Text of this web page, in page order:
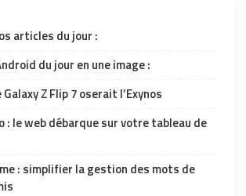
articles du jour :
du jour en une image :
Z Flip 7 oserait l’Exynos
: le web débarque sur votre tableau de
: simplifier la gestion des mots de